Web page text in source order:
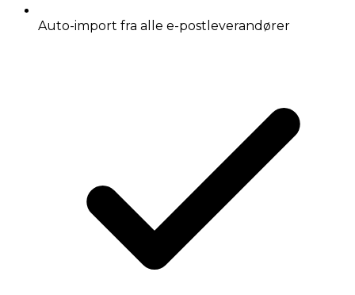
Auto-import fra alle e-postleverandører